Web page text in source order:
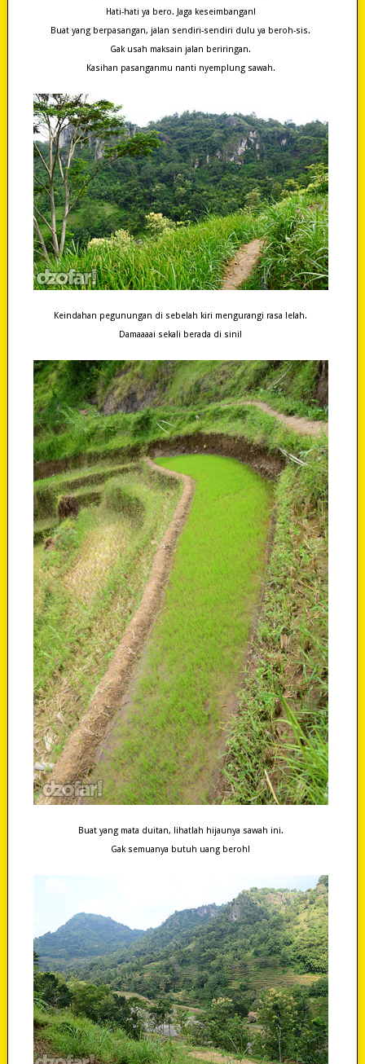
Hati-hati ya bero. Jaga keseimbangan!
Buat yang berpasangan, jalan sendiri-sendiri dulu ya beroh-sis.
Gak usah maksain jalan beriringan.
Kasihan pasanganmu nanti nyemplung sawah.
Keindahan pegunungan di sebelah kiri mengurangi rasa lelah.
Damaaaai sekali berada di sini!
Buat yang mata duitan, lihatlah hijaunya sawah ini.
Gak semuanya butuh uang beroh!